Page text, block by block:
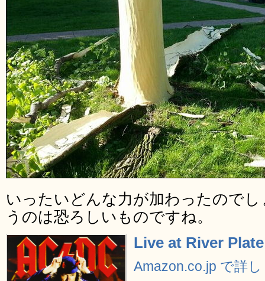
いったいどんな力が加わったので
うのは恐ろしいものですね。
Live at River Plate
Amazon.co.jp で詳